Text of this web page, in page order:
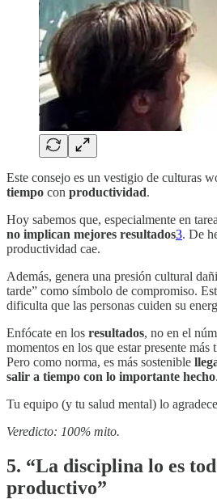
Este consejo es un vestigio de culturas
tiempo con productividad.
Hoy sabemos que, especialmente en
no implican mejores resultados3. De
productividad cae.
Además, genera una presión cultural
tarde” como símbolo de compromiso.
dificulta que las personas cuiden su
Enfócate en los resultados, no en el
momentos en los que estar presente más
Pero como norma, es más sostenible
salir a tiempo con lo importante hecho.
Tu equipo (y tu salud mental) lo
Veredicto: 100% mito.
5. “La disciplina lo es
productivo”